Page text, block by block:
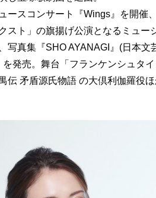
ースコンサート『Wings』を開催
スト」の旗揚げ公演となるミュー
写真集『SHO AYANAGI』(日本
発売。舞台「フランケンシュタ
伝 矛盾源氏物語 の大倶利伽羅役